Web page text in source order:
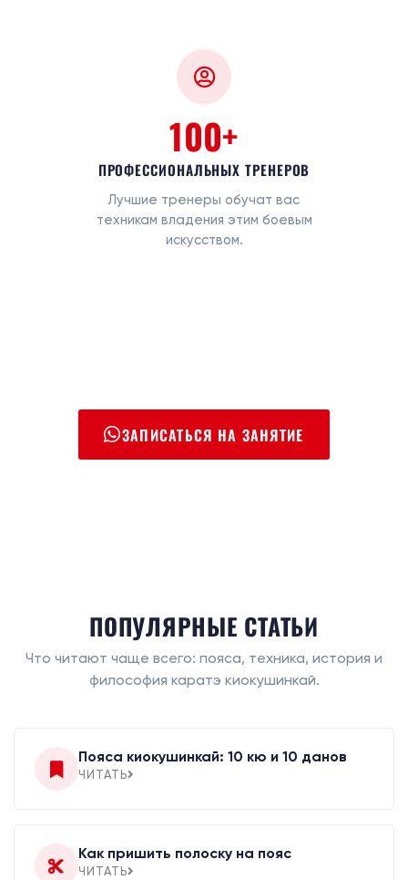
100+
ПРОФЕССИОНАЛЬНЫХ ТРЕНЕРОВ
Лучшие тренеры обучат вас
техникам владения этим боевым
искусством.
ЗАПИСАТЬСЯ НА ЗАНЯТИЕ
ПОПУЛЯРНЫЕ СТАТЬИ
Что читают чаще всего: пояса, техника, история и
философия каратэ киокушинкай.
Пояса киокушинкай: 10 кю и 10 данов
ЧИТАТЬ
Как пришить полоску на пояс
ЧИТАТЬ